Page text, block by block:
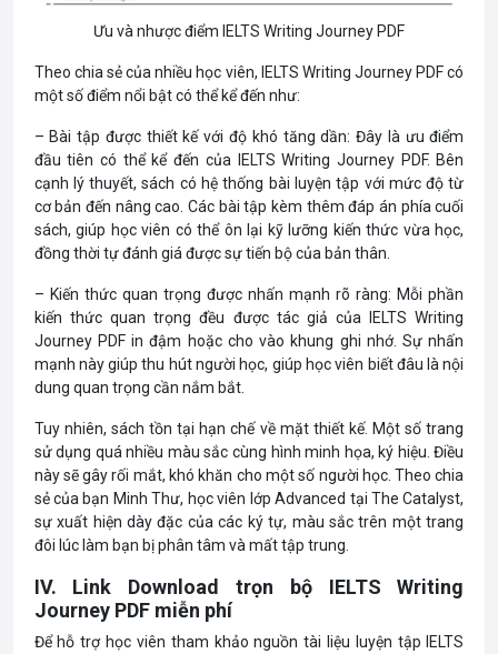
Ưu và nhược điểm IELTS Writing Journey PDF
Theo chia sẻ của nhiều học viên, IELTS Writing Journey PDF có
một số điểm nổi bật có thể kể đến như:
– Bài tập được thiết kế với độ khó tăng dần: Đây là ưu điểm
đầu tiên có thể kể đến của IELTS Writing Journey PDF. Bên
cạnh lý thuyết, sách có hệ thống bài luyện tập với mức độ từ
cơ bản đến nâng cao. Các bài tập kèm thêm đáp án phía cuối
sách, giúp học viên có thể ôn lại kỹ lưỡng kiến thức vừa học,
đồng thời tự đánh giá được sự tiến bộ của bản thân.
– Kiến thức quan trọng được nhấn mạnh rõ ràng: Mỗi phần
kiến thức quan trọng đều được tác giả của IELTS Writing
Journey PDF in đậm hoặc cho vào khung ghi nhớ. Sự nhấn
mạnh này giúp thu hút người học, giúp học viên biết đâu là nội
dung quan trọng cần nắm bắt.
Tuy nhiên, sách tồn tại hạn chế về mặt thiết kế. Một số trang
sử dụng quá nhiều màu sắc cùng hình minh họa, ký hiệu. Điều
này sẽ gây rối mắt, khó khăn cho một số người học. Theo chia
sẻ của bạn Minh Thư, học viên lớp Advanced tại The Catalyst,
sự xuất hiện dày đặc của các ký tự, màu sắc trên một trang
đôi lúc làm bạn bị phân tâm và mất tập trung.
IV. Link Download trọn bộ IELTS Writing
Journey PDF miễn phí
Để hỗ trợ học viên tham khảo nguồn tài liệu luyện tập IELTS